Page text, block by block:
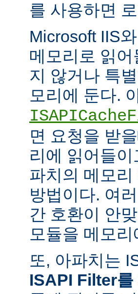
를 사용하면
Microsoft IIS
메모리로 읽
지 않거나 특
모리에 둔다.
면 요청을 받
리에 읽어들
파치의 메모
방법이다. 여
간 호환이 안
모듈을 메모
또, 아파치는
ISAPI Filter를